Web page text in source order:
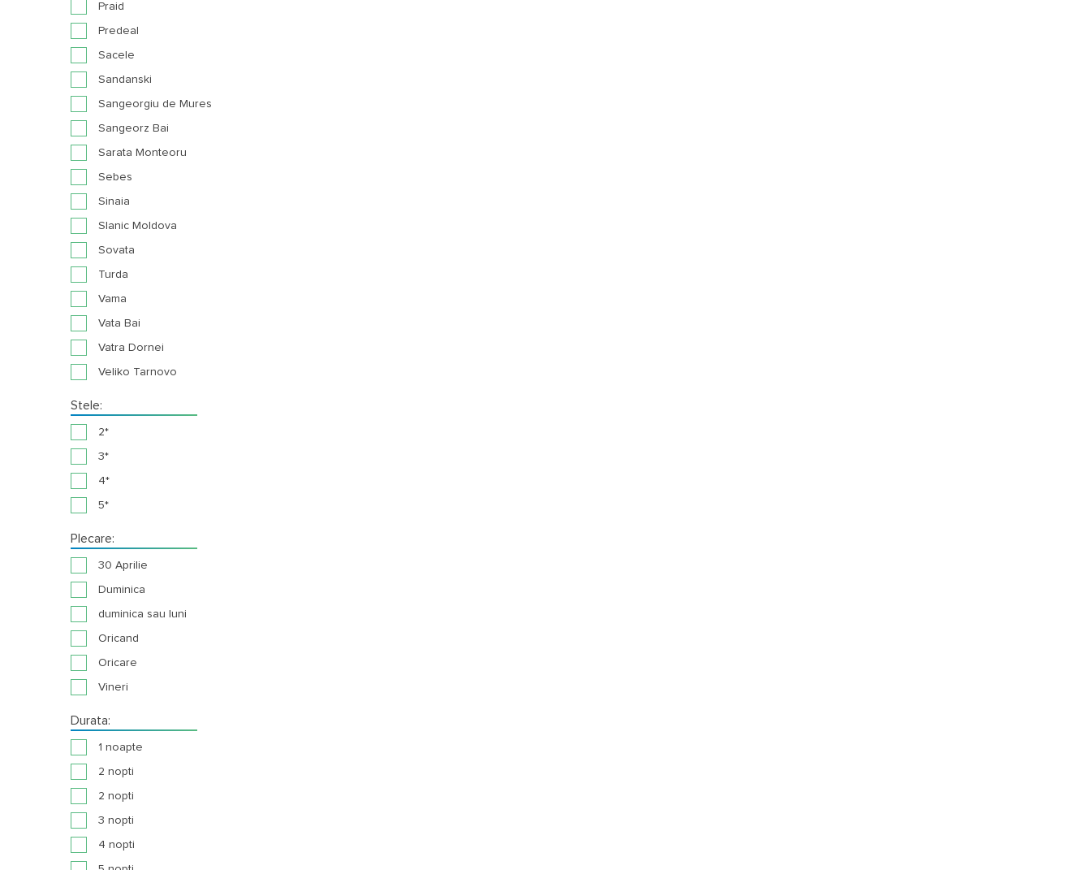
Praid
Predeal
Sacele
Sandanski
Sangeorgiu de Mures
Sangeorz Bai
Sarata Monteoru
Sebes
Sinaia
Slanic Moldova
Sovata
Turda
Vama
Vata Bai
Vatra Dornei
Veliko Tarnovo
Stele:
2*
3*
4*
5*
Plecare:
30 Aprilie
Duminica
duminica sau luni
Oricand
Oricare
Vineri
Durata:
1 noapte
2 nopti
2 nopti
3 nopti
4 nopti